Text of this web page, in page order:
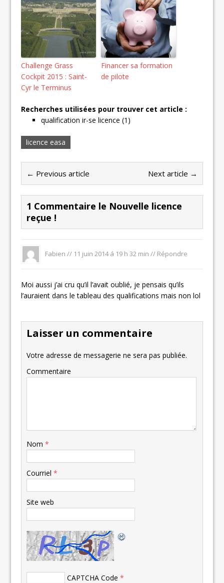
Challenge Grass
Cockpit 2015 : Saint-
Cyr le Terminus
Financer sa formation
de pilote
Recherches utilisées pour trouver cet article :
qualification ir-se licence (1)
licence easa
← Previous article Next article →
1 Commentaire le Nouvelle licence
reçue !
Fabien // 11 juin 2014 á 19 h 32 min // Répondre
Moi aussi j’ai cru qu’il l’avait oublié, je pensais qu’ils
l’auraient dans le tableau des qualifications mais non lol
Laisser un commentaire
Votre adresse de messagerie ne sera pas publiée.
Commentaire
Nom*
Courriel*
Site web
CAPTCHA Code *